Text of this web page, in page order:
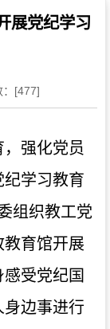
展党纪学习
：[477]
强化党员
学习教育
组织教工党
教育馆开展
受党纪国
边事进行